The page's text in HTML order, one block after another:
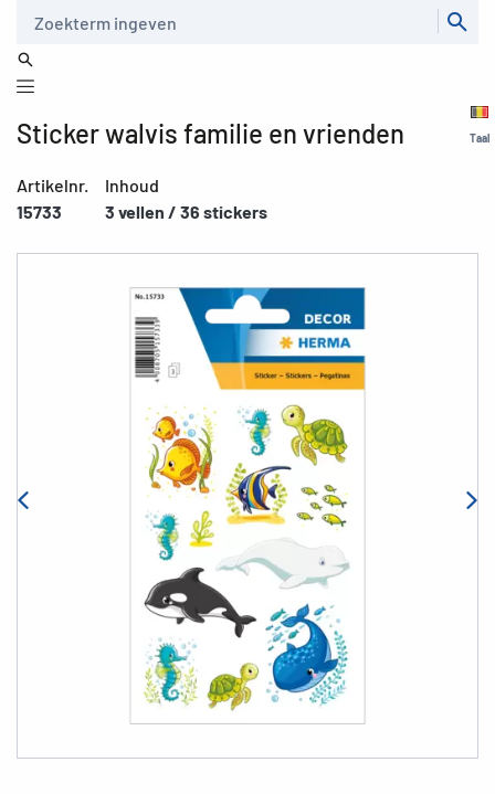
Taal
Sticker walvis familie en vrienden
Artikelnr.
15733
Inhoud
3 vellen / 36 stickers